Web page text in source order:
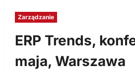
Zarządzanie
ERP Trends,
maja, Warszawa